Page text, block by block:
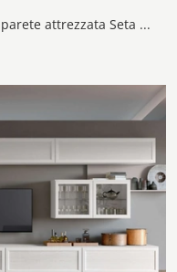
Clicca e ottieni informazioni sulla parete attrezzata Seta Sistema Spalla Comp SA2215 dell'azienda Maronese: è la soluzione dalle linee moderne ...